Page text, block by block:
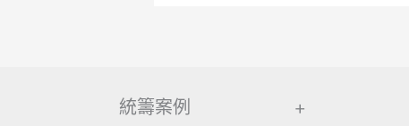
統籌案例 +